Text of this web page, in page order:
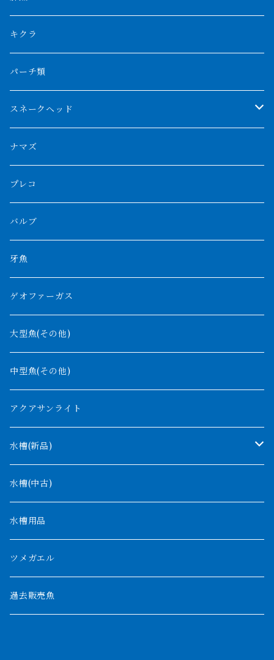
厳選 過背金龍
フルゴールデンクロスバック
ブルーベースクロスバック
BILLY-KENオリジナルブランド紅龍
チョッパーレッド
ブルレッド
その他アジアアロワナ
特殊個体
紅龍
バンジャール
シルバーアロワナ
ブラックアロワナ
ノーザンバラムンディ
その他アロワナ
リアルバンド
フォークバンド
フォーバータイガー
メニーバータイガー
ニューギニアダトニオ
プラチナ個体
ショート個体
ハイブリッドポリプ
エンドリケリー
ギニア
ナイジェリア
ナイルビチャー
ナポレオンビチャー
バロ川
ビキールビキール
トゥルカナ湖
オモ川
タンガニーカビチャー
アンソルギー
コウロントン
ラプラディ
ギニア
ナイジェリア
コンギクス
オルナティピンニス
コンゴ
タンガニーカ
ウィークシー
モケレンベンベ
デルヘッジ
ザイールグリーン
パルマス
ポーリー
セネガルス
ダイヤモンドポルカ
クロコダイル
その他淡水エイ
ネオケラ
その他肺魚
キクラ
パーチ類
スネークヘッド
チャンナバルカ
大型スネークヘッド
中型スネークヘッド
小型スネークヘッド
ナマズ
プレコ
バルブ
牙魚
ゲオファーガス
大型魚(その他)
中型魚(その他)
アクアサンライト
水槽(新品)
1200mm以下
1500mm
1800mm
2000mm以上
水槽(中古)
水槽用品
ツメガエル
過去販売魚